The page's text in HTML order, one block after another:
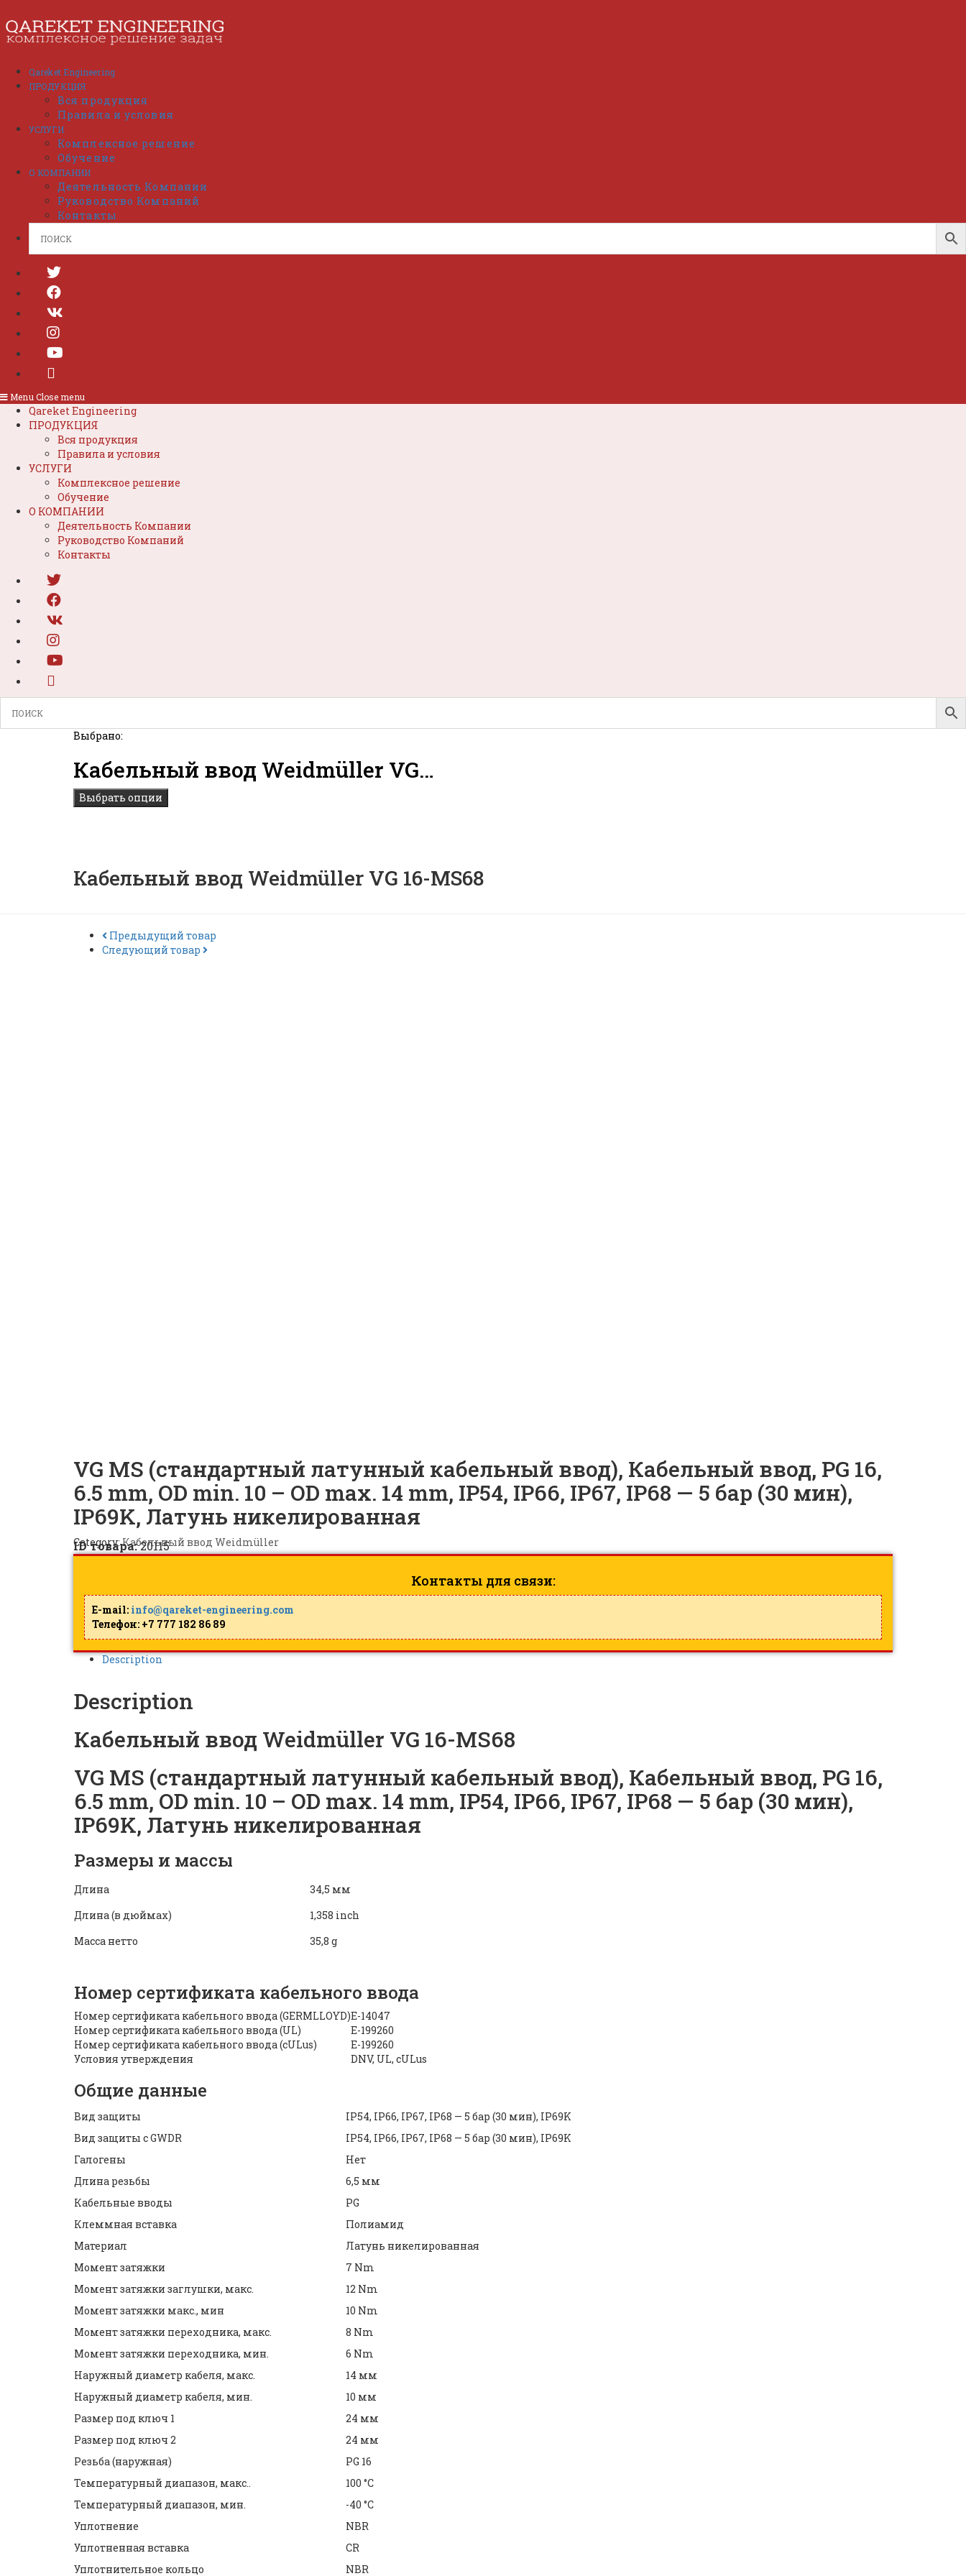
содержимому
Qareket Engineering
ПРОДУКЦИЯ
Вся продукция
Правила и условия
УСЛУГИ
Комплексное решение
Обучение
О КОМПАНИИ
Деятельность Компании
Руководство Компаний
Контакты
Menu Close menu
Qareket Engineering
ПРОДУКЦИЯ
Вся продукция
Правила и условия
УСЛУГИ
Комплексное решение
Обучение
О КОМПАНИИ
Деятельность Компании
Руководство Компаний
Контакты
Выбрано:
Кабельный ввод Weidmüller VG…
Выбрать опции
Кабельный ввод Weidmüller VG 16-MS68
Предыдущий товар
Следующий товар
VG MS (стандартный латунный кабельный ввод), Кабельный ввод, PG 16,
6.5 mm, OD min. 10 – OD max. 14 mm, IP54, IP66, IP67, IP68 — 5 бар (30 мин),
IP69K, Латунь никелированная
Category:Кабельный ввод Weidmüller
ID товара:20115
Контакты для связи:
E-mail: info@qareket-engineering.com
Телефон: +7 777 182 86 89
Description
Description
Кабельный ввод Weidmüller VG 16-MS68
VG MS (стандартный латунный кабельный ввод), Кабельный ввод, PG 16,
6.5 mm, OD min. 10 – OD max. 14 mm, IP54, IP66, IP67, IP68 — 5 бар (30 мин),
IP69K, Латунь никелированная
Размеры и массы
Длина
34,5 мм
Длина (в дюймах)
1,358 inch
Масса нетто
35,8 g
Номер сертификата кабельного ввода
Номер сертификата кабельного ввода (GERMLLOYD)E-14047
Номер сертификата кабельного ввода (UL)
E-199260
Номер сертификата кабельного ввода (cULus)
E-199260
Условия утверждения
DNV, UL, cULus
Общие данные
Вид защиты
IP54, IP66, IP67, IP68 — 5 бар (30 мин), IP69K
Вид защиты с GWDR
IP54, IP66, IP67, IP68 — 5 бар (30 мин), IP69K
Галогены
Нет
Длина резьбы
6,5 мм
Кабельные вводы
PG
Клеммная вставка
Полиамид
Материал
Латунь никелированная
Момент затяжки
7 Nm
Момент затяжки заглушки, макс.
12 Nm
Момент затяжки макс., мин
10 Nm
Момент затяжки переходника, макс.
8 Nm
Момент затяжки переходника, мин.
6 Nm
Наружный диаметр кабеля, макс.
14 мм
Наружный диаметр кабеля, мин.
10 мм
Размер под ключ 1
24 мм
Размер под ключ 2
24 мм
Резьба (наружная)
PG 16
Температурный диапазон, макс..
100 °C
Температурный диапазон, мин.
-40 °C
Уплотнение
NBR
Уплотненная вставка
CR
Уплотнительное кольцо
NBR